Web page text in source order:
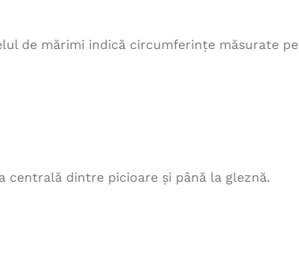
de mărimi indică circumferințe măsurate pe
dintre picioare și până la gleznă.